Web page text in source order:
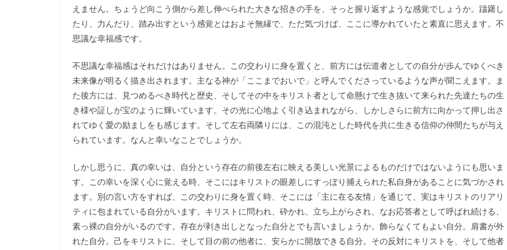
えません。ちょうど向こう側から差し伸べられた大きな招きの手を、そっと握り返すような感覚でしょうか。躊躇し
たり、力んだり、踏み出すという感覚とはおよそ無縁で、ただ気づけば、ここに導かれていたと素直に思えます。不
思議な幸福感です。
不思議な幸福感はそれだけはありません。この交わりに身を置くと、前方には伝道者としての自分が歩んでゆくべき
未来像が明るく描き出されます。主なる神が「ここまでおいで」と呼んでくださっているような声が聞こえます。ま
た後方には、見つめるべき時代と歴史、そしてその中をキリスト者として命懸けで生き抜いて来られた先達たちの生
き様や証しが宝のように輝いています。その光に心地よく引き込まれながら、しかしさらに前方に向かって押し出さ
れてゆく愛の励ましをも感じます。そして左右両隣りには、この混沌とした時代を共に生きる信仰の仲間たちが与え
られています。なんと幸いなことでしょうか。
しかし思うに、真の幸いは、自分という存在の前後左右に映える美しい光景によるものだけではないようにも思いま
す。この幸いを深く心に覚える時、そこにはキリストの眼差しにすっぽり捕えられた私自身があることに気づかされ
ます。別の言い方をすれば、この交わりに身を置く時、そこには「主に在る友情」を通じて、実はキリストのリアリ
ティに包まれている自分がいます。キリストに問われ、砕かれ、立ち上がらされ、なお応答者として呼ばれ続ける、
素っ裸の自分がいるのです。存在が剥き出しとなった自分とでも言いましょうか。飾らなくてもよい自分。肩書が外
れた自分。己をキリストに、そして目の前の他者に、安らかに開放できる自分。その反対にキリストを、そして他者